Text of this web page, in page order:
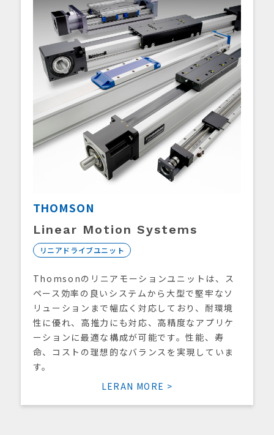
THOMSON
Linear Motion Systems
リニアドライブユニット
Thomsonのリニアモーションユニットは、ス
ペース効率の良いシステムから大型で堅牢なソ
リューションまで幅広く対応しており、耐環境
性に優れ、高推力にも対応、高精度なアプリケ
ーションに最適な構成が可能です。性能、寿
命、コストの理想的なバランスを実現していま
す。
LERAN MORE >